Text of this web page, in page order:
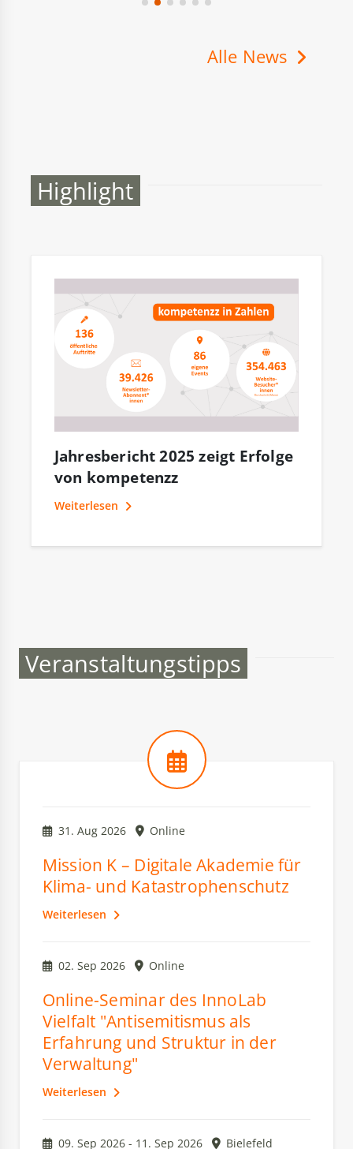
Alle News
Highlight
Jahresbericht 2025 zeigt Erfolge
von kompetenzz
Weiterlesen
Veranstaltungstipps
31. Aug 2026 Online
Mission K – Digitale Akademie für
Klima- und Katastrophenschutz
Weiterlesen
02. Sep 2026 Online
Online-Seminar des InnoLab
Vielfalt "Antisemitismus als
Erfahrung und Struktur in der
Verwaltung"
Weiterlesen
09. Sep 2026 - 11. Sep 2026 Bielefeld